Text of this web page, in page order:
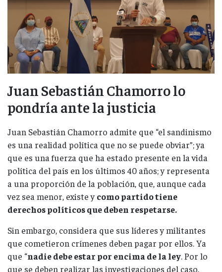
Juan Sebastián Chamorro lo
pondría ante la justicia
Juan Sebastián Chamorro admite que “el sandinismo
es una realidad política que no se puede obviar”; ya
que es una fuerza que ha estado presente en la vida
política del país en los últimos 40 años; y representa
a una proporción de la población, que, aunque cada
vez sea menor, existe ycomo partido tiene
derechos políticos que deben respetarse.
Sin embargo, considera que sus líderes y militantes
que cometieron crímenes deben pagar por ellos. Ya
que “nadie debe estar por encima de la ley. Por lo
que se deben realizar las investigaciones del caso,